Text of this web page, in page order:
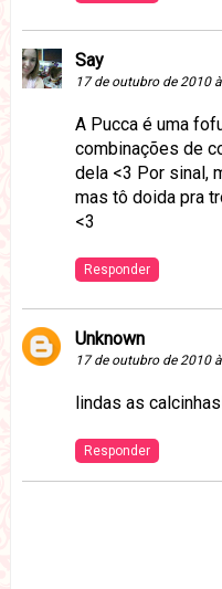
Say
17 de outubro de 2010
A Pucca é uma
combinações de
dela <3 Por sinal,
mas tô doida pra
<3
Responder
Unknown
17 de outubro de 2010
lindas as
Responder